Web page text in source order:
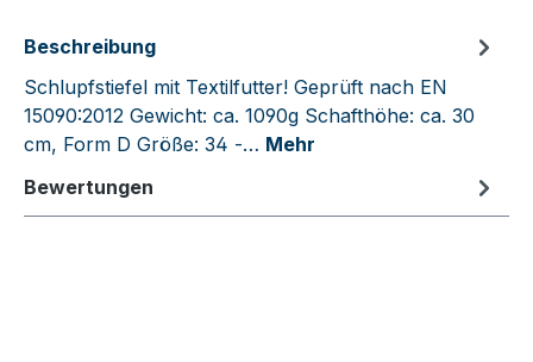
Beschreibung
Schlupfstiefel mit Textilfutter! Geprüft nach EN
15090:2012 Gewicht: ca. 1090g Schafthöhe: ca. 30
cm, Form D Größe: 34 -… Mehr
Bewertungen